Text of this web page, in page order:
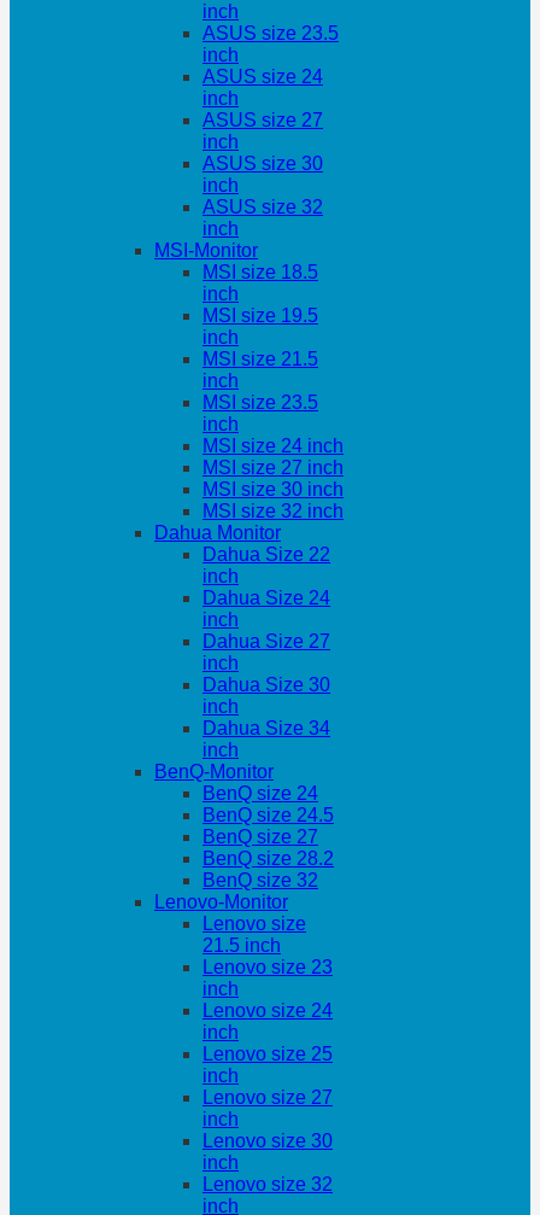
inch
ASUS size 23.5
inch
ASUS size 24
inch
ASUS size 27
inch
ASUS size 30
inch
ASUS size 32
inch
MSI-Monitor
MSI size 18.5
inch
MSI size 19.5
inch
MSI size 21.5
inch
MSI size 23.5
inch
MSI size 24 inch
MSI size 27 inch
MSI size 30 inch
MSI size 32 inch
Dahua Monitor
Dahua Size 22
inch
Dahua Size 24
inch
Dahua Size 27
inch
Dahua Size 30
inch
Dahua Size 34
inch
BenQ-Monitor
BenQ size 24
BenQ size 24.5
BenQ size 27
BenQ size 28.2
BenQ size 32
Lenovo-Monitor
Lenovo size
21.5 inch
Lenovo size 23
inch
Lenovo size 24
inch
Lenovo size 25
inch
Lenovo size 27
inch
Lenovo size 30
inch
Lenovo size 32
inch